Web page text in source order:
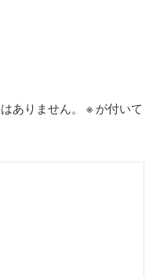
ありません。 ※ が付いて